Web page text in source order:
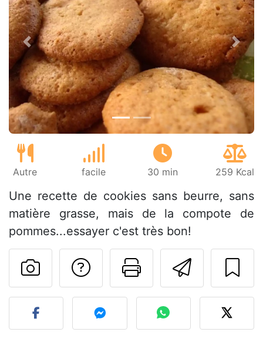
Précédent
Autre facile 30 min 259 Kcal
Une recette de cookies sans beurre, sans
matière grasse, mais de la compote de
pommes...essayer c'est très bon!
Imprimer
Poser une
Publier votre photo de